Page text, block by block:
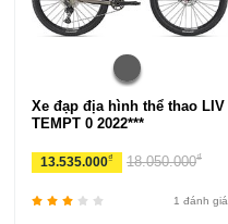
Xe đạp địa hình thể thao LIV
TEMPT 0 2022***
13.535.000₫ 18.050.000₫
1 đánh giá